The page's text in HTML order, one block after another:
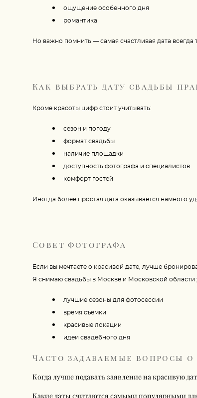
ощущение особенного дня
романтика
Но важно помнить — самая счастливая дата всегда
Как выбрать дату свадьбы
Кроме красоты цифр стоит учитывать:
сезон и погоду
формат свадьбы
наличие площадки
доступность фотографа и специалистов
комфорт гостей
Иногда более простая дата оказывается намного
Совет фотографа
Если вы мечтаете о красивой дате, лучше
Я снимаю свадьбы в Москве и Московской области
лучшие сезоны для фотосессии
время съёмки
красивые локации
идеи свадебного дня
Часто задаваемые вопросы о
Когда лучше подавать заявление на красивую
Какие даты считаются самыми популярными